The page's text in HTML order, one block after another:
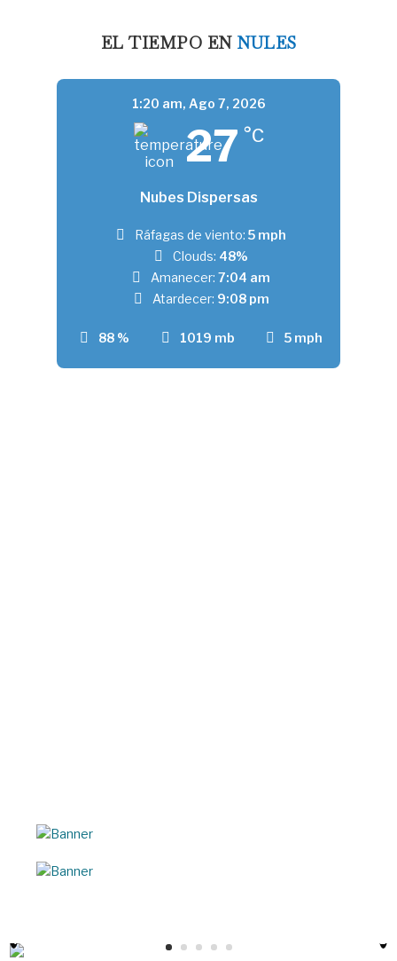
EL TIEMPO EN NULES
1:20 am, Ago 7, 2026
27 °C
Nubes Dispersas
88 % 1019 mb 5 mph
Ráfagas de viento: 5 mph
Clouds: 48%
Amanecer: 7:04 am
Atardecer: 9:08 pm